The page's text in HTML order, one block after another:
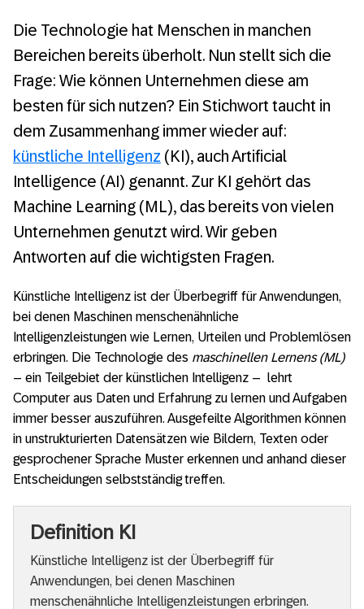
Die Technologie hat Menschen in manchen
Bereichen bereits überholt. Nun stellt sich die
Frage: Wie können Unternehmen diese am
besten für sich nutzen? Ein Stichwort taucht in
dem Zusammenhang immer wieder auf:
künstliche Intelligenz (KI), auch Artificial
Intelligence (AI) genannt. Zur KI gehört das
Machine Learning (ML), das bereits von vielen
Unternehmen genutzt wird. Wir geben
Antworten auf die wichtigsten Fragen.
Künstliche Intelligenz ist der Überbegriff für Anwendungen,
bei denen Maschinen menschenähnliche
Intelligenzleistungen wie Lernen, Urteilen und Problemlösen
erbringen. Die Technologie des maschinellen Lernens (ML)
– ein Teilgebiet der künstlichen Intelligenz – lehrt
Computer aus Daten und Erfahrung zu lernen und Aufgaben
immer besser auszuführen. Ausgefeilte Algorithmen können
in unstrukturierten Datensätzen wie Bildern, Texten oder
gesprochener Sprache Muster erkennen und anhand dieser
Entscheidungen selbstständig treffen.
Definition KI
Künstliche Intelligenz ist der Überbegriff für
Anwendungen, bei denen Maschinen
menschenähnliche Intelligenzleistungen erbringen.